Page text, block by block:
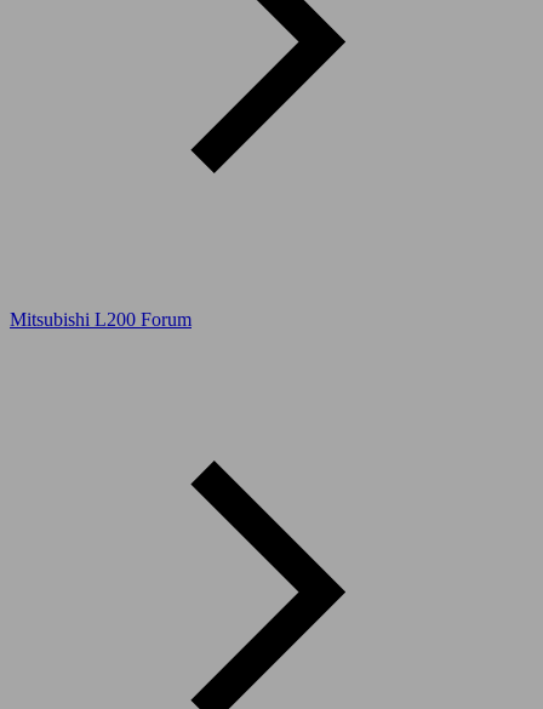
Mitsubishi L200 Forum